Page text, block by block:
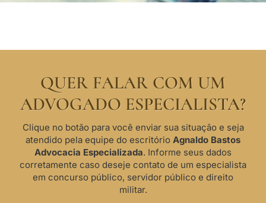
QUER FALAR COM UM
ADVOGADO ESPECIALISTA?
Clique no botão para você enviar sua situação e seja
atendido pela equipe do escritório Agnaldo Bastos
Advocacia Especializada. Informe seus dados
corretamente caso deseje contato de um especialista
em concurso público, servidor público e direito
militar.